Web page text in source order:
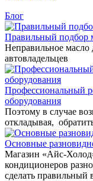
Блог
Правильный подбор
Неправильное
автовладельцев
Профессиональный
оборудования
Поэтому в случае
откладывая,
Основные
Магазин «Айс-
кондиционеров
сделать правильный